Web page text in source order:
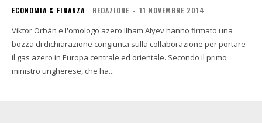
ECONOMIA & FINANZA REDAZIONE - 11 NOVEMBRE 2014
Viktor Orbán e l'omologo azero Ilham Alyev hanno firmato una
bozza di dichiarazione congiunta sulla collaborazione per portare
il gas azero in Europa centrale ed orientale. Secondo il primo
ministro ungherese, che ha...